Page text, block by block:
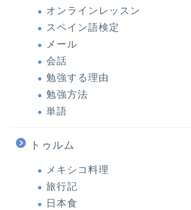
オンラインレッスン
スペイン語検定
メール
会話
勉強する理由
勉強方法
単語
トゥルム
メキシコ料理
旅行記
日本食